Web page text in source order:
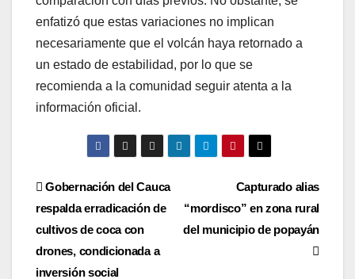
enfatizó que estas variaciones no implican
necesariamente que el volcán haya retornado a
un estado de estabilidad, por lo que se
recomienda a la comunidad seguir atenta a la
información oficial.
Navegación
de
entradas
Capturado alias
“mordisco” en zona rural
del municipio de popayán
Gobernación del Cauca
respalda erradicación de
cultivos de coca con
drones, condicionada a
inversión social